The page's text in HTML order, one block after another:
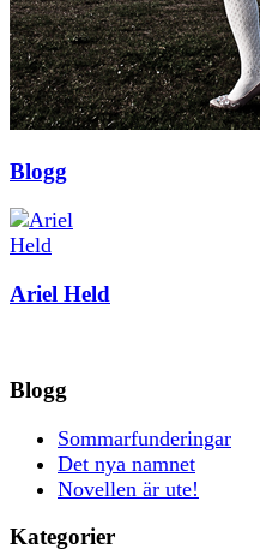
Blogg
Ariel Held
Blogg
Sommarfunderingar
Det nya namnet
Novellen är ute!
Kategorier